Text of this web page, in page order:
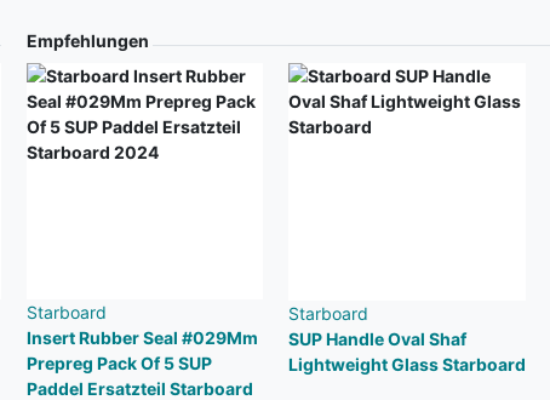
Empfehlungen
Starboard
Insert Rubber Seal #029Mm
Prepreg Pack Of 5 SUP
Paddel Ersatzteil Starboard
Starboard
SUP Handle Oval Shaf
Lightweight Glass Starboard